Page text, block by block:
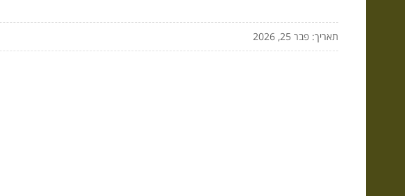
תאריך: פבר 25, 2026